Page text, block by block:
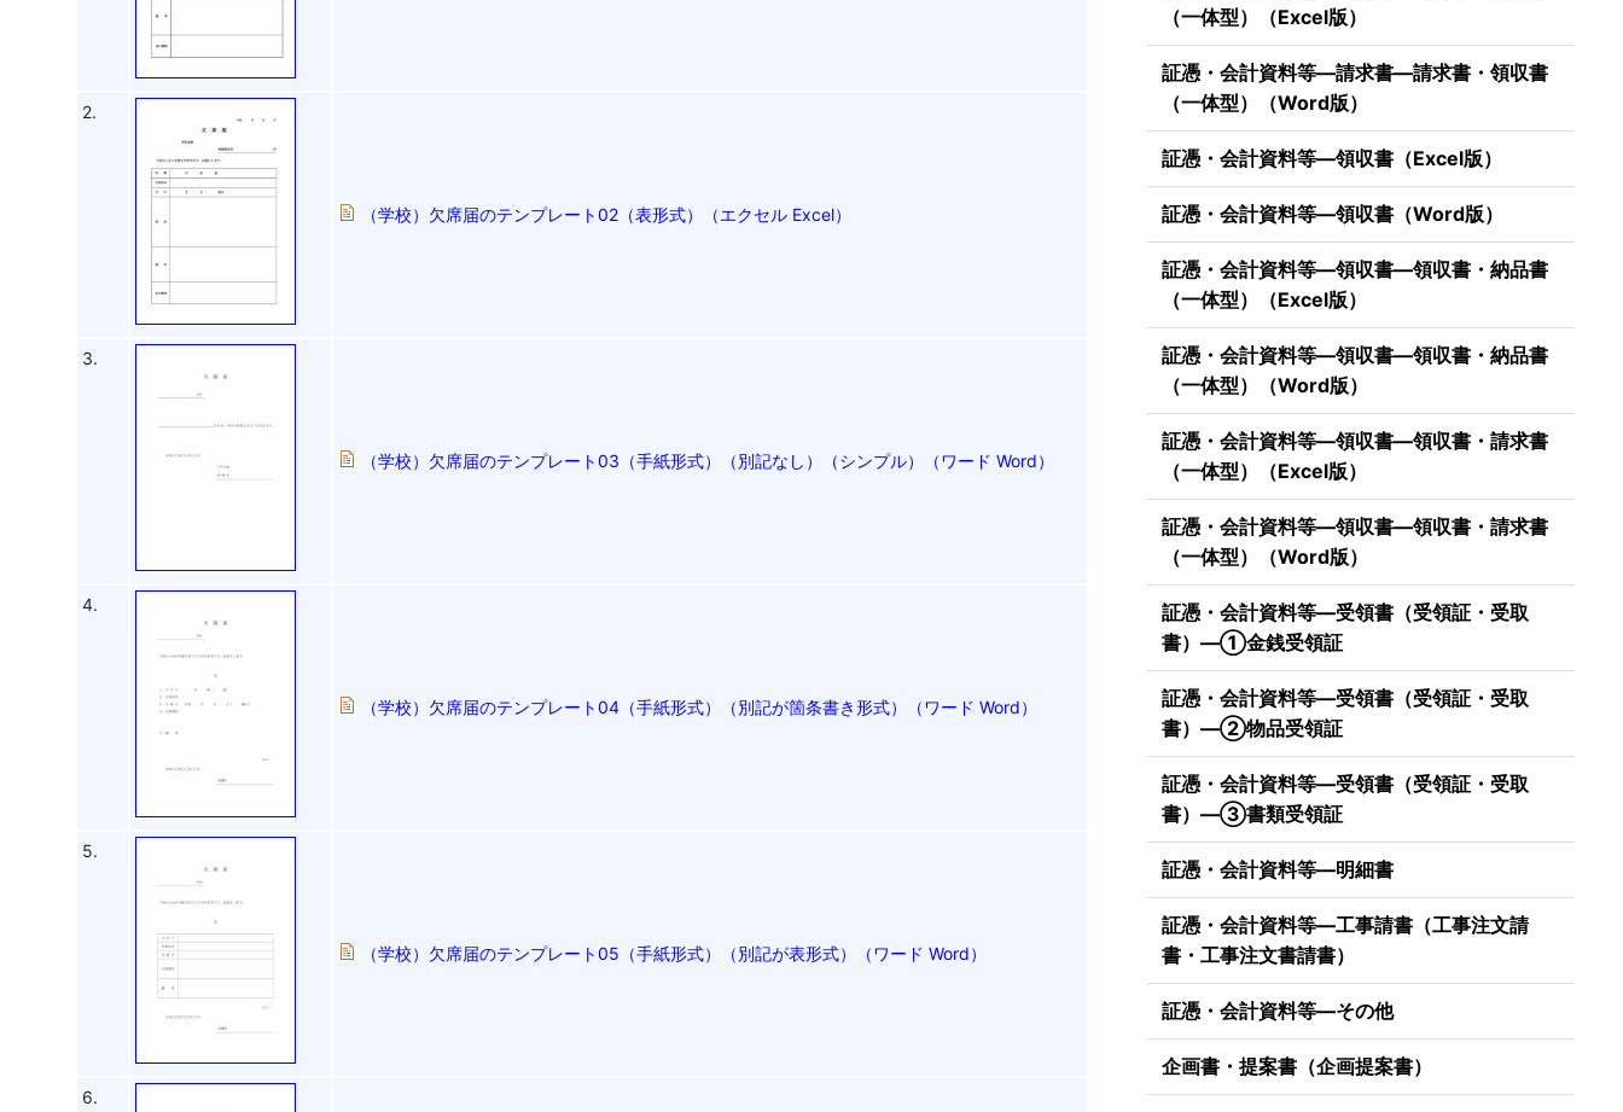
2.
（学校）欠席届のテンプレート02（表形式）（エクセル Excel）
3.
（学校）欠席届のテンプレート03（手紙形式）（別記なし）（シンプル）（ワード Word）
4.
（学校）欠席届のテンプレート04（手紙形式）（別記が箇条書き形式）（ワード Word）
5.
（学校）欠席届のテンプレート05（手紙形式）（別記が表形式）（ワード Word）
6.
（一体型）（Excel版）
証憑・会計資料等―請求書―請求書・領収書
（一体型）（Word版）
証憑・会計資料等―領収書（Excel版）
証憑・会計資料等―領収書（Word版）
証憑・会計資料等―領収書―領収書・納品書
（一体型）（Excel版）
証憑・会計資料等―領収書―領収書・納品書
（一体型）（Word版）
証憑・会計資料等―領収書―領収書・請求書
（一体型）（Excel版）
証憑・会計資料等―領収書―領収書・請求書
（一体型）（Word版）
証憑・会計資料等―受領書（受領証・受取
書）―①金銭受領証
証憑・会計資料等―受領書（受領証・受取
書）―②物品受領証
証憑・会計資料等―受領書（受領証・受取
書）―③書類受領証
証憑・会計資料等―明細書
証憑・会計資料等―工事請書（工事注文請
書・工事注文書請書）
証憑・会計資料等―その他
企画書・提案書（企画提案書）